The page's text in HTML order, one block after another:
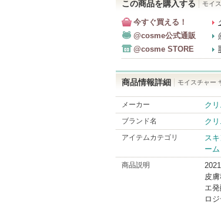
この商品を購入する モイ
今すぐ買える！
@cosme公式通販
@cosme STORE
商品情報詳細 モイスチャー
メーカー ク
ブランド名
ク
アイテムカテゴリ ス
ーム
商品説明
皮
エ
ロ